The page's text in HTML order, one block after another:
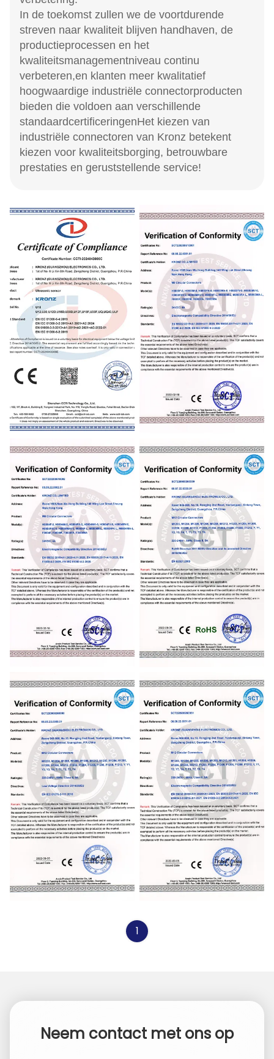
In de toekomst zullen we de voortdurende
streven naar kwaliteit blijven handhaven, de
productieprocessen en het
kwaliteitsmanagementniveau continu
verbeteren,en klanten meer kwalitatief
hoogwaardige industriële connectorproducten
bieden die voldoen aan verschillende
standaardcertificeringenHet kiezen van
industriële connectoren van Kronz betekent
kiezen voor kwaliteitsborging, betrouwbare
prestaties en geruststellende service!
CE CE
CE ROHS
1
Neem contact met ons op